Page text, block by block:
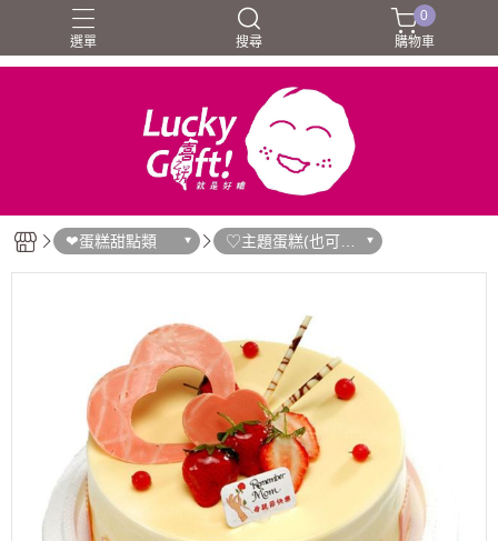
選單 搜尋
0
購物車
❤蛋糕甜點類
♡主題蛋糕(也可直
接門市訂購)